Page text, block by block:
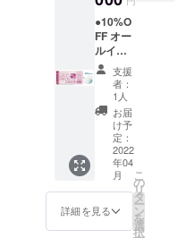
モバイ
ルバッ
テリー
付き。
専属コ
ンシェ
ルジュ
(バト
ラー)付
き。 平
日だけ
でな
金・
土・祝
宿泊」
チケッ
トで
す。
（通常
販売価
格：
44000
円〜）
地元の
素材を
ふんだ
んに
使った
夕食、
バイル
バッテ
リー ●
お礼の
メール
◆グラ
ンド
オープ
ン後に
ご宿泊
いただ
ける
「リ
ゾート
宿泊」
●10%O
FF オー
ルイン
クルー
シブ付
【ドー
ムホテ
ル型グ
ランピ
ングリ
ゾート
１泊２
日宿泊
券（ペ
支援
者：
1人
お届
け予
定：
2022
年04
月
詳細を見る
こ
の
リ
タ
ー
ン
を
選
択